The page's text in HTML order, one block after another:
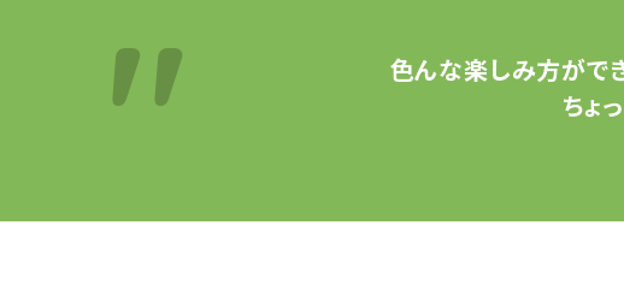
色んな楽しみ方がで
ちょ